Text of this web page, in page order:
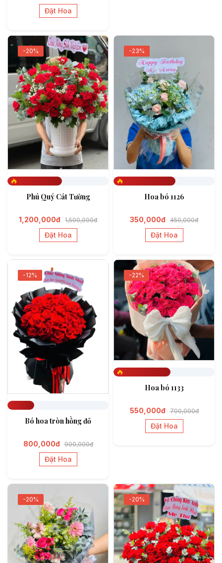
Đặt Hoa
-20%
Phú Quý Cát Tường
1,200,000đ 1,500,000đ
Đặt Hoa
-23%
Hoa bó 1126
350,000đ 450,000đ
Đặt Hoa
-12%
Bó hoa tròn hồng đỏ
800,000đ 900,000đ
Đặt Hoa
-22%
Hoa bó 1133
550,000đ 700,000đ
Đặt Hoa
-20% -20%